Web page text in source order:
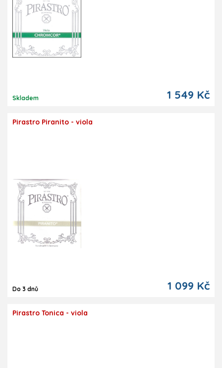
Skladem 1 549 Kč
Pirastro Piranito - viola
Do 3 dnů 1 099 Kč
Pirastro Tonica - viola